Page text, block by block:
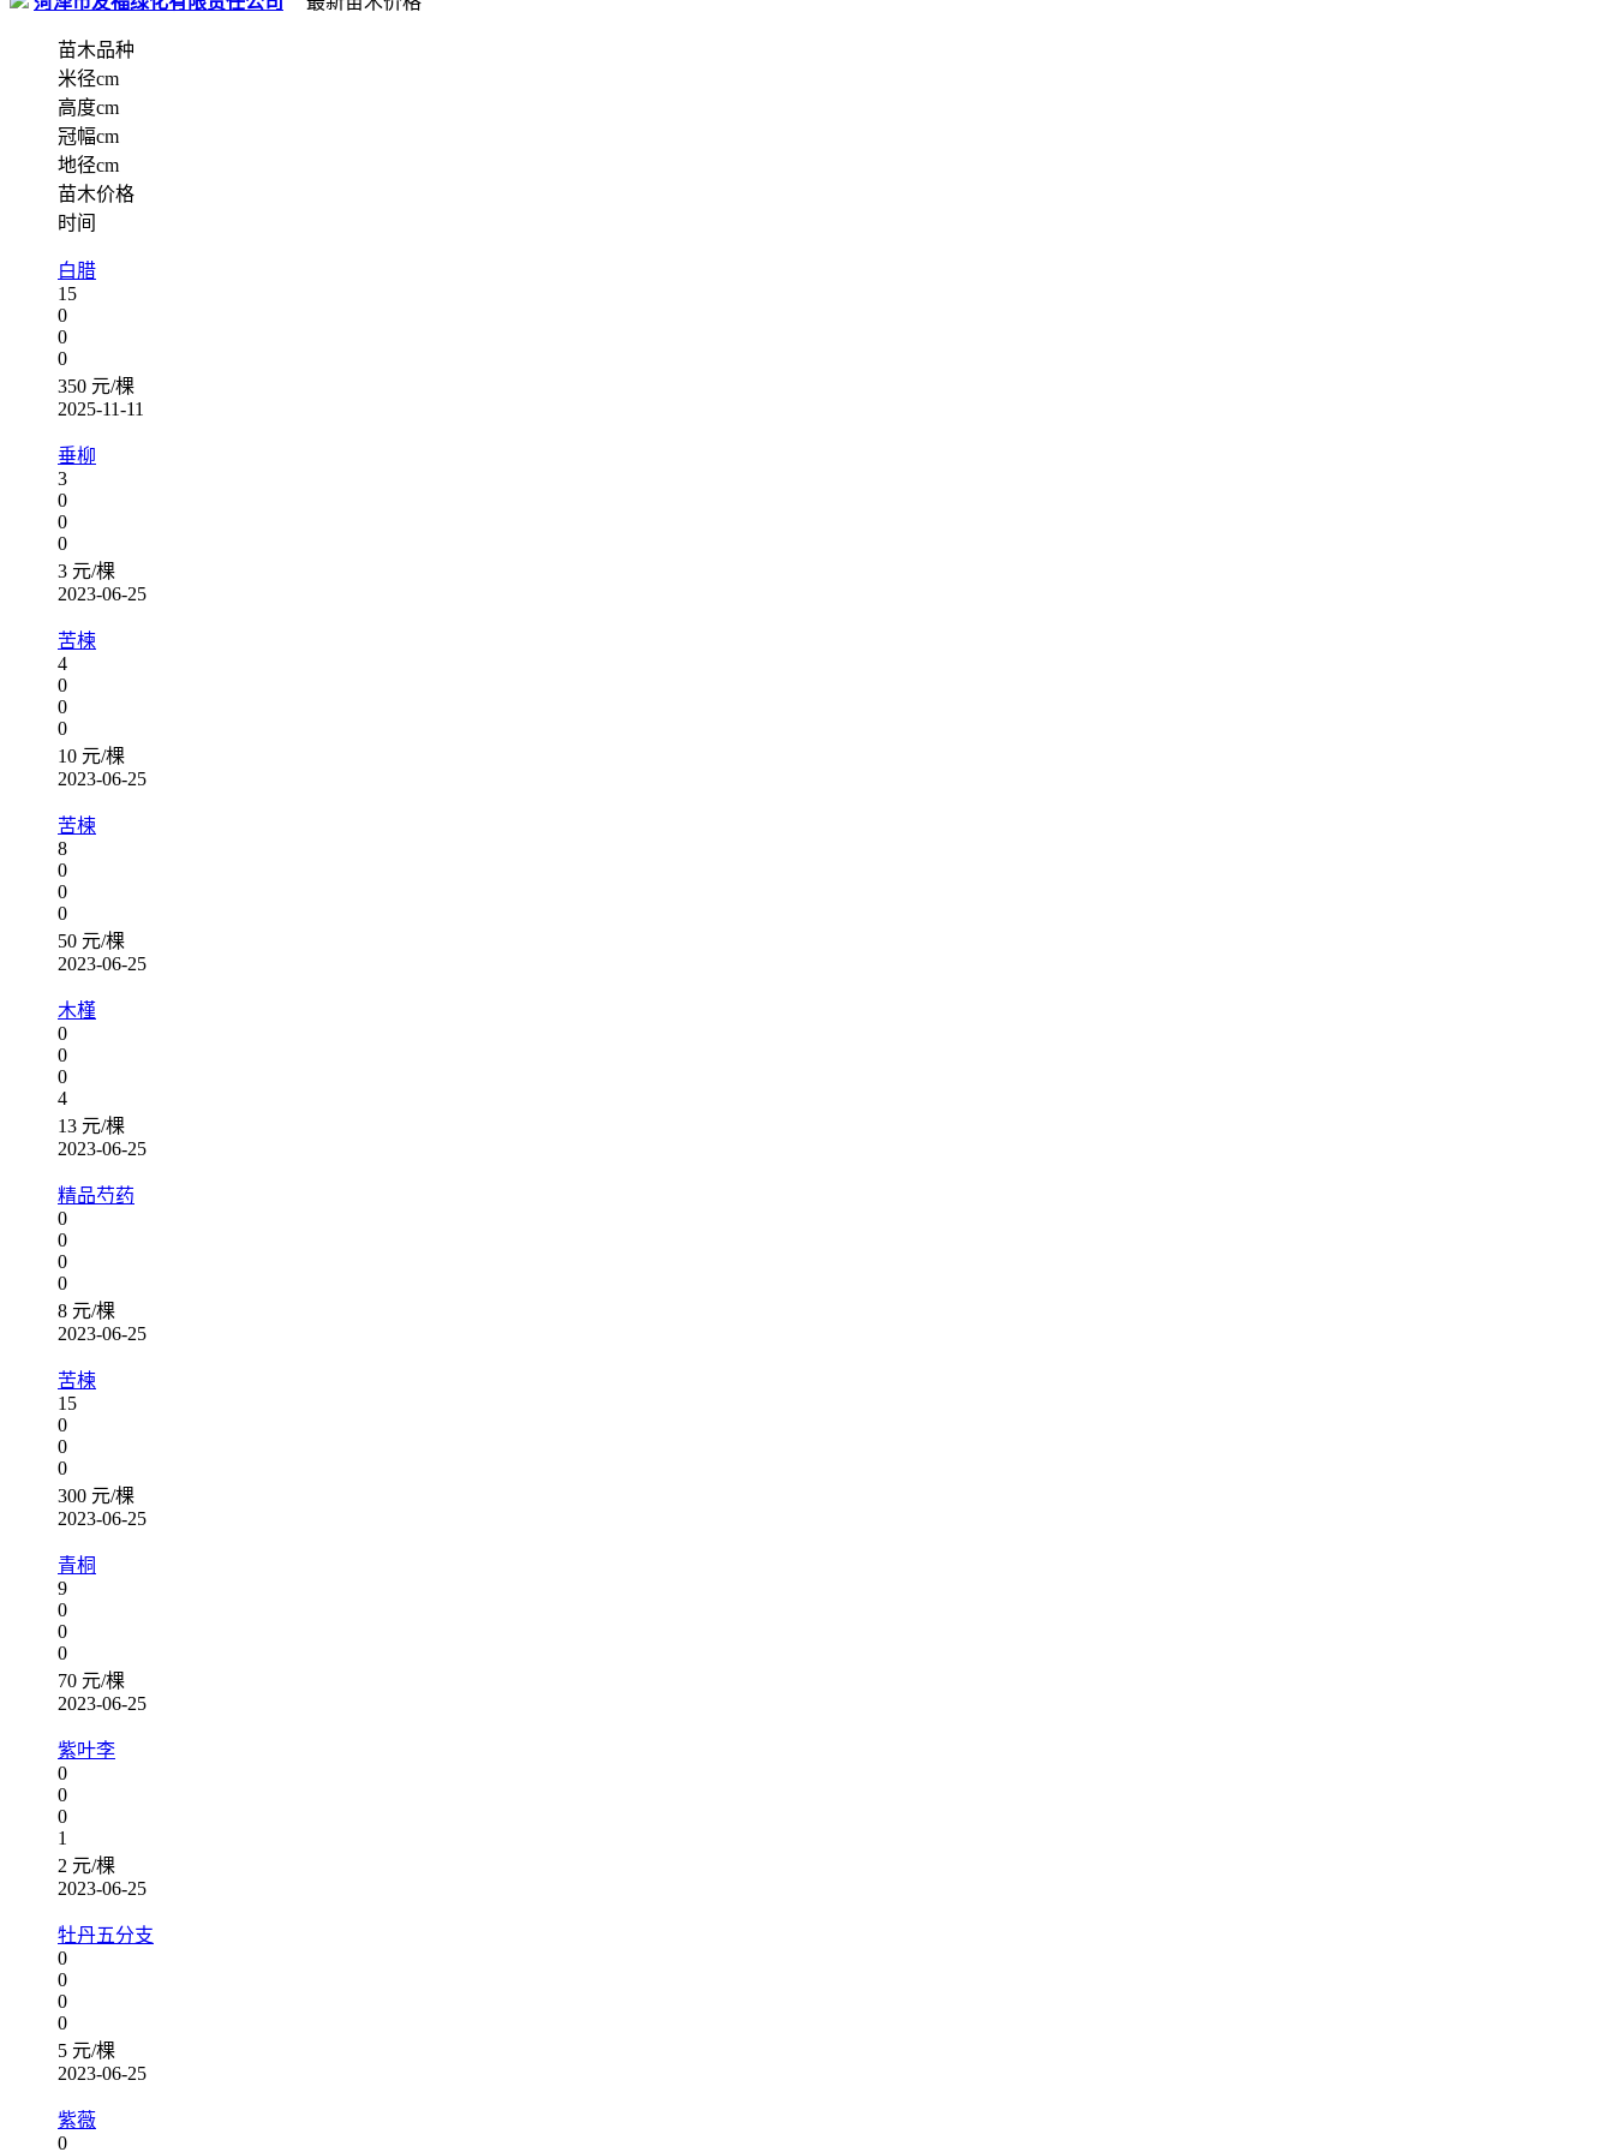
苗木品种
米径cm
高度cm
冠幅cm
地径cm
苗木价格
时间
白腊
15
0
0
0
350 元/棵
2025-11-11
垂柳
3
0
0
0
3 元/棵
2023-06-25
苦楝
4
0
0
0
10 元/棵
2023-06-25
苦楝
8
0
0
0
50 元/棵
2023-06-25
木槿
0
0
0
4
13 元/棵
2023-06-25
精品芍药
0
0
0
0
8 元/棵
2023-06-25
苦楝
15
0
0
0
300 元/棵
2023-06-25
青桐
9
0
0
0
70 元/棵
2023-06-25
紫叶李
0
0
0
1
2 元/棵
2023-06-25
牡丹五分支
0
0
0
0
5 元/棵
2023-06-25
紫薇
0